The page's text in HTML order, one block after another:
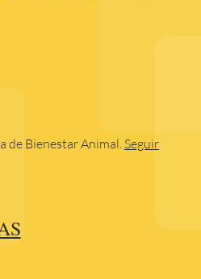
de Bienestar Animal. Seguir